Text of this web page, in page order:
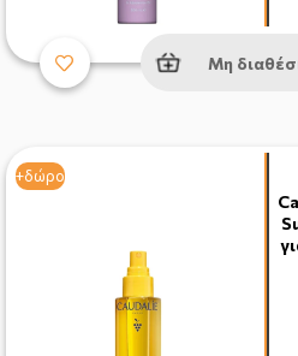
Μη
+δώρο